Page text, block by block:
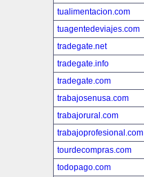
tualimentacion.com
tuagentedeviajes.com
tradegate.net
tradegate.info
tradegate.com
trabajosenusa.com
trabajorural.com
trabajoprofesional.com
tourdecompras.com
todopago.com